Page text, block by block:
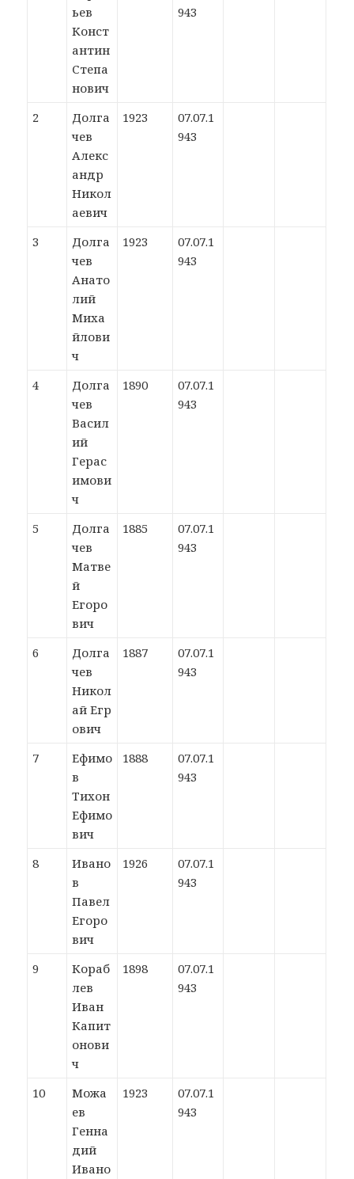
ьев
Конст
антин
Степа
нович
943
2
Долга
чев
Алекс
андр
Никол
аевич
1923
07.07.1
943
3
Долга
чев
Анато
лий
Миха
йлови
ч
1923
07.07.1
943
4
Долга
чев
Васил
ий
Герас
имови
ч
1890
07.07.1
943
5
Долга
чев
Матве
й
Егоро
вич
1885
07.07.1
943
6
Долга
чев
Никол
ай Егр
ович
1887
07.07.1
943
7
Ефимо
в
Тихон
Ефимо
вич
1888
07.07.1
943
8
Ивано
в
Павел
Егоро
вич
1926
07.07.1
943
9
Кораб
лев
Иван
Капит
онови
ч
1898
07.07.1
943
10
Можа
ев
Генна
дий
Ивано
1923
07.07.1
943